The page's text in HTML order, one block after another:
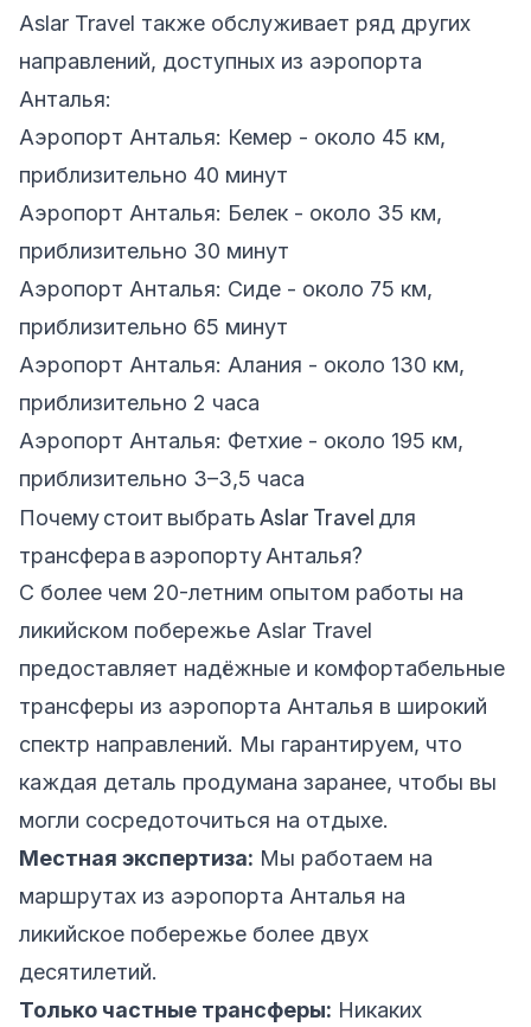
Aslar Travel также обслуживает ряд других
направлений, доступных из аэропорта
Анталья:
Аэропорт Анталья: Кемер - около 45 км,
приблизительно 40 минут
Аэропорт Анталья: Белек - около 35 км,
приблизительно 30 минут
Аэропорт Анталья: Сиде - около 75 км,
приблизительно 65 минут
Аэропорт Анталья: Алания - около 130 км,
приблизительно 2 часа
Аэропорт Анталья: Фетхие - около 195 км,
приблизительно 3–3,5 часа
Почему стоит выбрать Aslar Travel для
трансфера в аэропорту Анталья?
С более чем 20-летним опытом работы на
ликийском побережье Aslar Travel
предоставляет надёжные и комфортабельные
трансферы из аэропорта Анталья в широкий
спектр направлений. Мы гарантируем, что
каждая деталь продумана заранее, чтобы вы
могли сосредоточиться на отдыхе.
Местная экспертиза: Мы работаем на
маршрутах из аэропорта Анталья на
ликийское побережье более двух
десятилетий.
Только частные трансферы: Никаких